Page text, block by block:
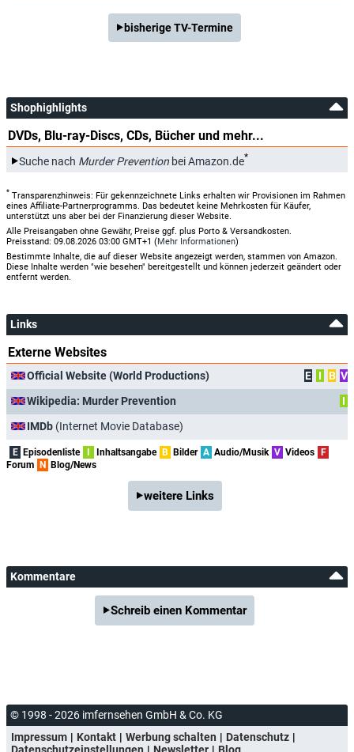
bisherige TV-Termine
Shophighlights
DVDs, Blu-ray-Discs, CDs, Bücher und mehr...
Suche nach Murder Prevention bei Amazon.de*
* Transparenzhinweis: Für gekennzeichnete Links erhalten wir Provisionen im Rahmen
eines Affiliate-Partnerprogramms. Das bedeutet keine Mehrkosten für Käufer,
unterstützt uns aber bei der Finanzierung dieser Website.
Alle Preisangaben ohne Gewähr, Preise ggf. plus Porto & Versandkosten.
Preisstand: 09.08.2026 03:00 GMT+1 (Mehr Informationen)
Bestimmte Inhalte, die auf dieser Website angezeigt werden, stammen von Amazon.
Diese Inhalte werden "wie besehen" bereitgestellt und können jederzeit geändert oder
entfernt werden.
Links
Externe Websites
Official Website (World Productions) E I B V
Wikipedia: Murder Prevention
I
IMDb (Internet Movie Database)
E Episodenliste I Inhaltsangabe B Bilder A Audio/Musik V Videos F
Forum N Blog/News
weitere Links
Kommentare
Schreib einen Kommentar
© 1998 - 2026 imfernsehen GmbH & Co. KG
Impressum
Kontakt Werbung schalten
Datenschutz